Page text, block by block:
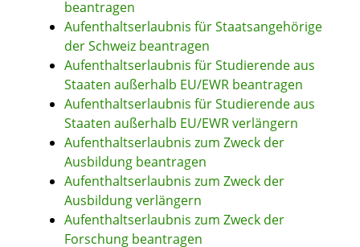
beantragen
Aufenthaltserlaubnis für Staatsangehörige
der Schweiz beantragen
Aufenthaltserlaubnis für Studierende aus
Staaten außerhalb EU/EWR beantragen
Aufenthaltserlaubnis für Studierende aus
Staaten außerhalb EU/EWR verlängern
Aufenthaltserlaubnis zum Zweck der
Ausbildung beantragen
Aufenthaltserlaubnis zum Zweck der
Ausbildung verlängern
Aufenthaltserlaubnis zum Zweck der
Forschung beantragen